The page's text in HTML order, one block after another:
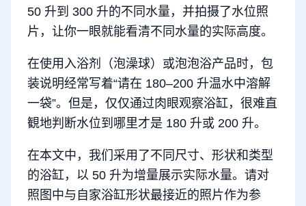
50 升到 300 升的不同水量，并拍摄了水位照
片，让你一眼就能看清不同水量的实际高度。
在使用入浴剂（泡澡球）或泡泡浴产品时，包
装说明经常写着“请在 180–200 升温水中溶解
一袋”。但是，仅仅通过肉眼观察浴缸，很难直
観地判断水位到哪里才是 180 升或 200 升。
在本文中，我们采用了不同尺寸、形状和类型
的浴缸，以 50 升为增量展示实际水量。请对
照图中与自家浴缸形状最接近的照片作为参